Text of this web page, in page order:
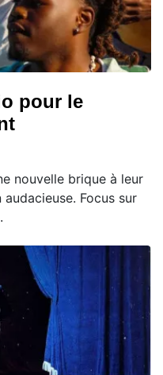
pour le
nouvelle brique à leur
Focus sur